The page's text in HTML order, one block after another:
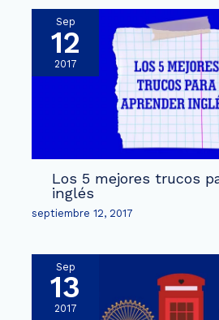
Sep
12
2017
Los 5 mejores trucos
inglés
septiembre 12, 2017
Sep
13
2017